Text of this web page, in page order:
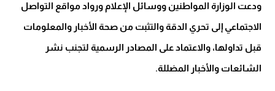
ودعت الوزارة المواطنين ووسائل الإعلام ورواد مواقع التواصل
الاجتماعي إلى تحري الدقة والتثبت من صحة الأخبار والمعلومات
قبل تداولها، والاعتماد على المصادر الرسمية لتجنب نشر
الشائعات والأخبار المضللة.